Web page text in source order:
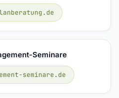
Seminare
seminare.de